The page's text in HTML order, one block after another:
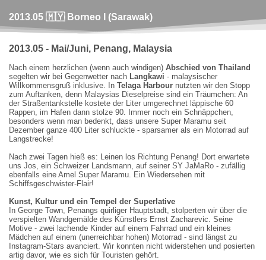
2013.05 🇲🇾 Borneo I (Sarawak)
2013.05 - Mai/Juni, Penang, Malaysia
Nach einem herzlichen (wenn auch windigen) Abschied von Thailand
segelten wir bei Gegenwetter nach Langkawi - malaysischer
Willkommensgruß inklusive. In Telaga Harbour nutzten wir den Stopp
zum Auftanken, denn Malaysias Dieselpreise sind ein Träumchen: An
der Straßentankstelle kostete der Liter umgerechnet läppische 60
Rappen, im Hafen dann stolze 90. Immer noch ein Schnäppchen,
besonders wenn man bedenkt, dass unsere Super Maramu seit
Dezember ganze 400 Liter schluckte - sparsamer als ein Motorrad auf
Langstrecke!
Nach zwei Tagen hieß es: Leinen los Richtung Penang! Dort erwartete
uns Jos, ein Schweizer Landsmann, auf seiner SY JaMaRo - zufällig
ebenfalls eine Amel Super Maramu. Ein Wiedersehen mit
Schiffsgeschwister-Flair!
Kunst, Kultur und ein Tempel der Superlative
In George Town, Penangs quirliger Hauptstadt, stolperten wir über die
verspielten Wandgemälde des Künstlers Ernst Zacharevic. Seine
Motive - zwei lachende Kinder auf einem Fahrrad und ein kleines
Mädchen auf einem (unerreichbar hohen) Motorrad - sind längst zu
Instagram-Stars avanciert. Wir konnten nicht widerstehen und posierten
artig davor, wie es sich für Touristen gehört.